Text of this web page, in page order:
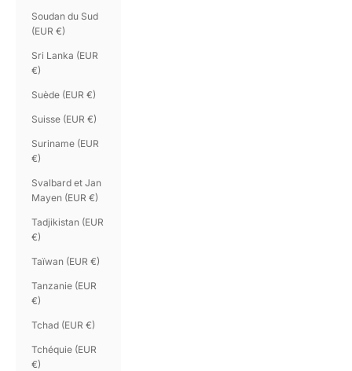
Soudan du Sud
(EUR €)
Sri Lanka (EUR
€)
Suède (EUR €)
Suisse (EUR €)
Suriname (EUR
€)
Svalbard et Jan
Mayen (EUR €)
Tadjikistan (EUR
€)
Taïwan (EUR €)
Tanzanie (EUR
€)
Tchad (EUR €)
Tchéquie (EUR
€)